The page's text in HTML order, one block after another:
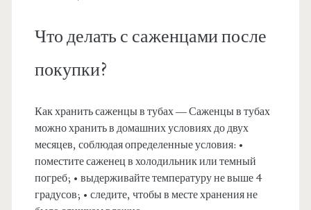
Что делать с саженцами после
покупки?
Как хранить саженцы в тубах — Саженцы в тубах
можно хранить в домашних условиях до двух
месяцев, соблюдая определенные условия: •
поместите саженец в холодильник или темный
погреб; • выдерживайте температуру не выше 4
градусов; • следите, чтобы в месте хранения не